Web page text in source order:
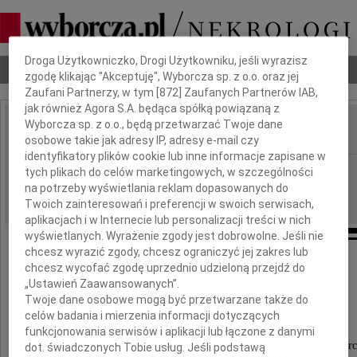
Nekrologi Odeszli Poradnik pogrzebowy
IMIĘ I NAZWISKO:
REGION: Kielce
DATA EMISJI: 29.01.2010
Naszej Koleżance
Lidii Wilniewczyc
wyrazy głębokiego współczucia z powodu
Dbamy o Twoją prywatność
Droga Użytkowniczko, Drogi Użytkowniku, jeśli wyrazisz
zgodę klikając "Akceptuję", Wyborcza sp. z o.o. oraz jej
Zaufani Partnerzy, w tym [872] Zaufanych Partnerów IAB,
jak również Agora S.A. będąca spółką powiązaną z
Wyborcza sp. z o.o., będą przetwarzać Twoje dane
osobowe takie jak adresy IP, adresy e-mail czy
identyfikatory plików cookie lub inne informacje zapisane w
tych plikach do celów marketingowych, w szczególności
na potrzeby wyświetlania reklam dopasowanych do
Twoich zainteresowań i preferencji w swoich serwisach,
aplikacjach i w Internecie lub personalizacji treści w nich
wyświetlanych. Wyrażenie zgody jest dobrowolne. Jeśli nie
chcesz wyrazić zgody, chcesz ograniczyć jej zakres lub
chcesz wycofać zgodę uprzednio udzieloną przejdź do
„Ustawień Zaawansowanych”.
Twoje dane osobowe mogą być przetwarzane także do
celów badania i mierzenia informacji dotyczących
funkcjonowania serwisów i aplikacji lub łączone z danymi
dot. świadczonych Tobie usług. Jeśli podstawą